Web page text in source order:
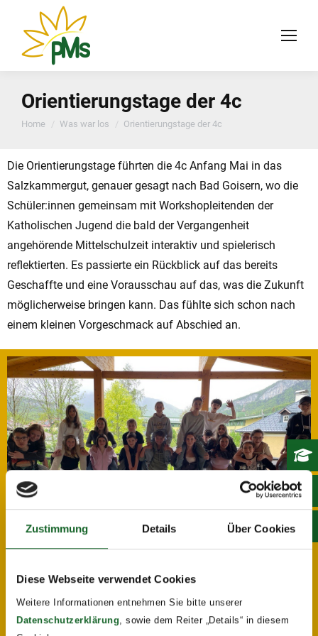
Zustimmung Details Über Cookies
Diese Webseite verwendet Cookies
Weitere Informationen entnehmen Sie bitte unserer
Datenschutzerklärung , sowie dem Reiter „Details“ in diesem
Orientierungstage der 4c
You are here:
Home Was war los Orientierungstage der 4c
Die Orientierungstage führten die 4c Anfang Mai in das
Salzkammergut, genauer gesagt nach Bad Goisern, wo die
Schüler:innen gemeinsam mit Workshopleitenden der
Katholischen Jugend die bald der Vergangenheit
angehörende Mittelschulzeit interaktiv und spielerisch
reflektierten. Es passierte ein Rückblick auf das bereits
Geschaffte und eine Vorausschau auf das, was die Zukunft
möglicherweise bringen kann. Das fühlte sich schon nach
einem kleinen Vorgeschmack auf Abschied an.